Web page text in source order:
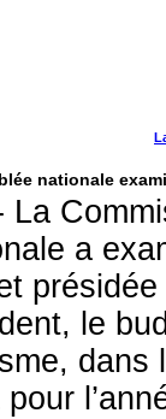
nationale
La
a
le
dans
pour